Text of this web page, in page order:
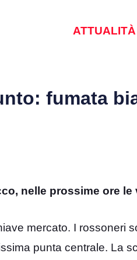
ATTUALITÀ
fumata
nelle prossime ore
mercato. I rossoneri
punta centrale. La